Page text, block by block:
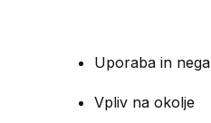
Uporaba in nega
Vpliv na okolje